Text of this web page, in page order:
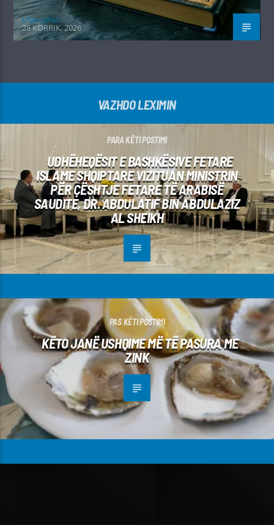
Irfan Jahiu
28 KORRIK, 2026
VAZHDO LEXIMIN
PARA KËTI POSTIMI
UDHËHEQËSIT E BASHKËSIVE FETARE
ISLAME SHQIPTARE VIZITUAN MINISTRIN
PËR ÇËSHTJE FETARE TË ARABISË
SAUDITE, DR. ABDULATIF BIN ABDULAZIZ
AL SHEIKH
PAS KËTI POSTIMI
KËTO JANË USHQIME MË TË PASURA ME
ZINK